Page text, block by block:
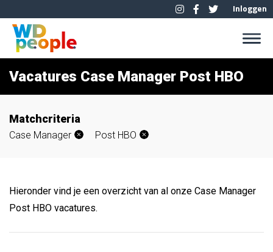
Inloggen
Vacatures Case Manager Post HBO
Matchcriteria
Case Manager Post HBO
Hieronder vind je een overzicht van al onze Case Manager
Post HBO vacatures.